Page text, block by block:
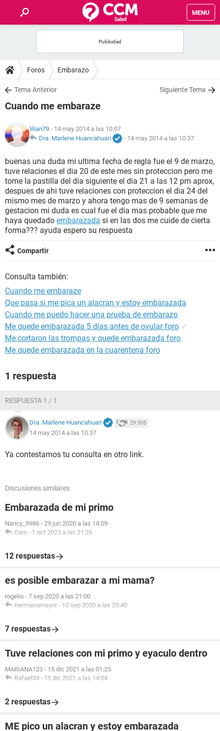
MENU
FOROS
SALUD
NUTRICIÓN
BIENESTAR
SEXUALIDAD
GLOSARIO
Foros Embarazo
Tema Anterior Siguiente Tema
Cuando me embaraze
lilian79 - 14 may 2014 a las 10:07
Dra. Marlene Huancahuari
- 14 may 2014 a las 10:37
buenas una duda mi ultima fecha de regla fue el 9 de marzo,
tuve relaciones el dia 20 de este mes sin proteccion pero me
tome la pastilla del dia siguiente el dia 21 a las 12 pm aprox,
despues de ahi tuve relaciones con proteccion el dia 24 del
mismo mes de marzo y ahora tengo mas de 9 semanas de
gestacion mi duda es cual fue el dia mas probable que me
haya quedado embarazada si en las dos me cuide de cierta
forma??? ayuda espero su respuesta
Compartir
Consulta también:
Cuando me embaraze
Que pasa si me pica un alacran y estoy embarazada
Cuando me puedo hacer una prueba de embarazo
Me quede embarazada 5 días antes de ovular foro ✓
Me cortaron las trompas y quede embarazada foro
Me quede embarazada en la cuarentena foro
1 respuesta
RESPUESTA 1 / 1
Dra. Marlene Huancahuari 29.005
14 may 2014 a las 10:37
Ya contestamos tu consulta en otro link.
Discusiones similares
Embarazada de mi primo
Nancy_9986 - 29 jun 2020 a las 14:09
Caro - 1 oct 2023 a las 21:26
12 respuestas
es posible embarazar a mi mama?
rogelio - 7 sep 2020 a las 21:00
Hermanamayor - 10 sep 2020 a las 20:40
7 respuestas
Tuve relaciones con mi primo y eyaculo dentro
MARIANA123 - 15 dic 2021 a las 01:25
Rafael34 - 15 dic 2021 a las 14:04
2 respuestas
ME pico un alacran y estoy embarazada